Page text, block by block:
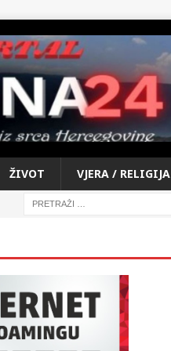
ŽIVOT VJERA / RELIGIJA